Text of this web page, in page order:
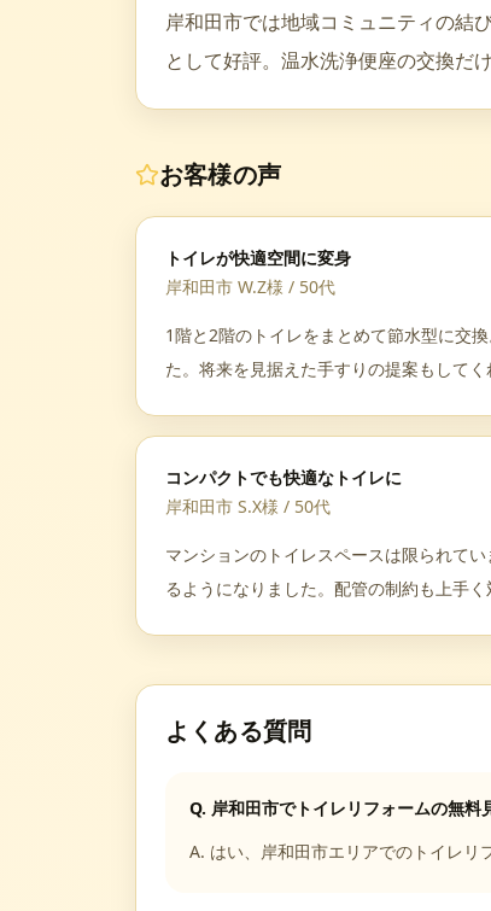
岸和田市では地域コミュニティの結
として好評。温水洗浄便座の交換だ
お客様の声
トイレが快適空間に変身
岸和田市 W.Z様 / 50代
1階と2階のトイレをまとめて節水型に交
た。将来を見据えた手すりの提案もしてく
コンパクトでも快適なトイレに
岸和田市 S.X様 / 50代
マンションのトイレスペースは限られて
るようになりました。配管の制約も上手く
よくある質問
Q. 岸和田市でトイレリフォームの無料
A. はい、岸和田市エリアでのトイレリ